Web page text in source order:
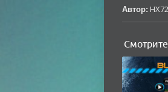
Автор: